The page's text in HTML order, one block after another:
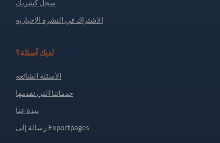
سجل كشريك
الاشتراك في النشرة الإخبارية
لديك أسئلة؟
الأسئلة الشائعة
خدماتنا التي نقدمها
نبذة عنا
رسالة إلى Exportpages